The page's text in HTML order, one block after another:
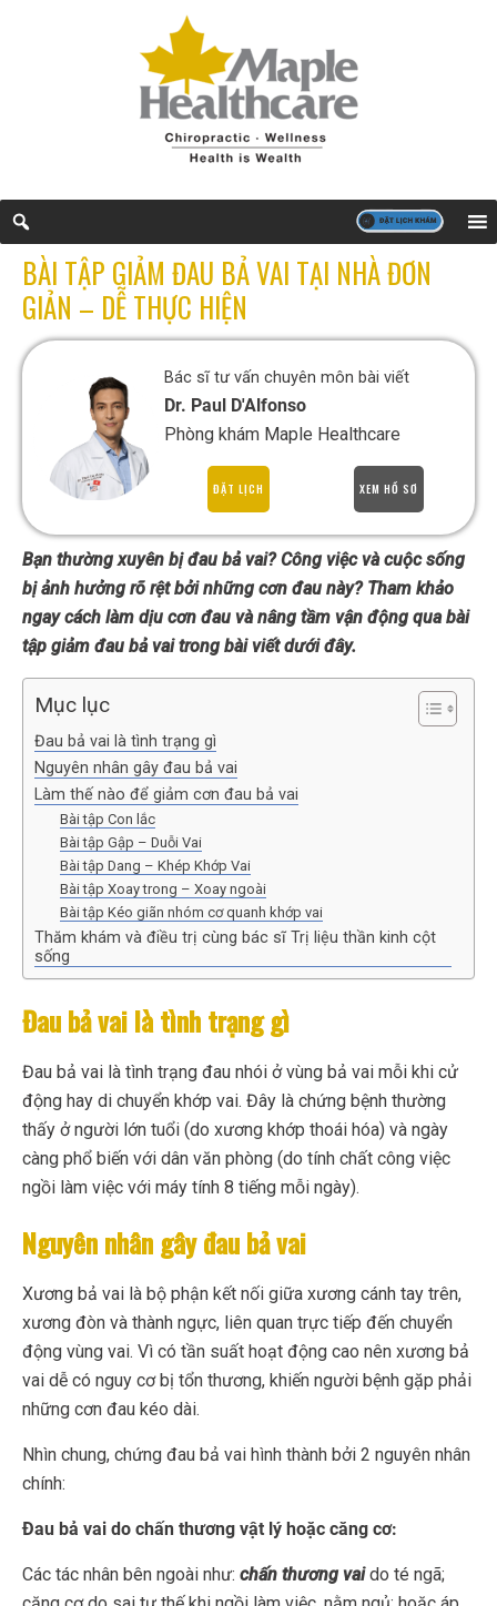
BÀI TẬP GIẢM ĐAU BẢ VAI TẠI NHÀ ĐƠN
GIẢN – DỄ THỰC HIỆN
Bác sĩ tư vấn chuyên môn bài viết
Dr. Paul D'Alfonso
Phòng khám Maple Healthcare
ĐẶT LỊCH XEM HỒ SƠ
Bạn thường xuyên bị đau bả vai? Công việc và cuộc sống
bị ảnh hưởng rõ rệt bởi những cơn đau này? Tham khảo
ngay cách làm dịu cơn đau và nâng tầm vận động qua bài
tập giảm đau bả vai trong bài viết dưới đây.
Mục lục
Đau bả vai là tình trạng gì
Nguyên nhân gây đau bả vai
Làm thế nào để giảm cơn đau bả vai
Bài tập Con lắc
Bài tập Gập – Duỗi Vai
Bài tập Dang – Khép Khớp Vai
Bài tập Xoay trong – Xoay ngoài
Bài tập Kéo giãn nhóm cơ quanh khớp vai
Thăm khám và điều trị cùng bác sĩ Trị liệu thần kinh cột
sống
Đau bả vai là tình trạng gì
Đau bả vai là tình trạng đau nhói ở vùng bả vai mỗi khi cử
động hay di chuyển khớp vai. Đây là chứng bệnh thường
thấy ở người lớn tuổi (do xương khớp thoái hóa) và ngày
càng phổ biến với dân văn phòng (do tính chất công việc
ngồi làm việc với máy tính 8 tiếng mỗi ngày).
Nguyên nhân gây đau bả vai
Xương bả vai là bộ phận kết nối giữa xương cánh tay trên,
xương đòn và thành ngực, liên quan trực tiếp đến chuyển
động vùng vai. Vì có tần suất hoạt động cao nên xương bả
vai dễ có nguy cơ bị tổn thương, khiến người bệnh gặp phải
những cơn đau kéo dài.
Nhìn chung, chứng đau bả vai hình thành bởi 2 nguyên nhân
chính:
Đau bả vai do chấn thương vật lý hoặc căng cơ:
Các tác nhân bên ngoài như: chấn thương vaido té ngã;